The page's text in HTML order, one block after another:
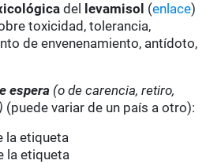
del levamisol (enlace)
toxicidad, tolerancia,
de envenenamiento, antídoto,
espera (o de carencia, retiro,
(puede variar de un país a otro):
la etiqueta
la etiqueta